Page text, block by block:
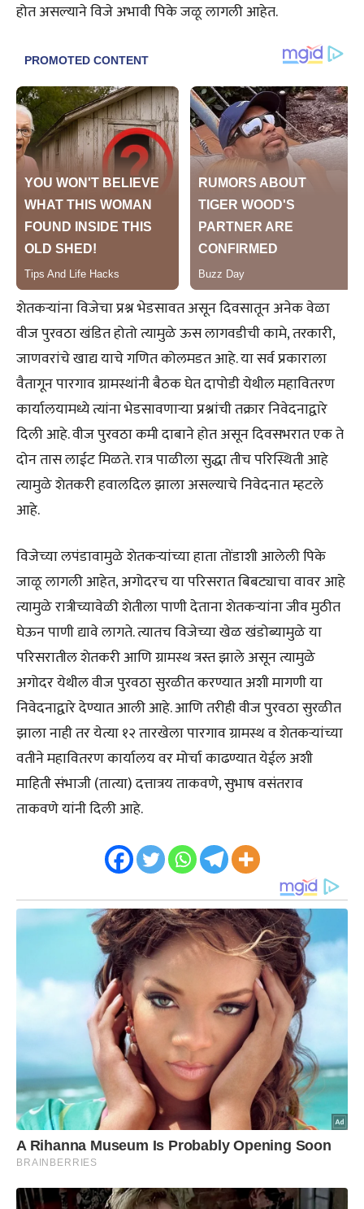
होत असल्याने विजे अभावी पिके जळू लागली आहेत.
शेतकऱ्यांना विजेचा प्रश्न भेडसावत असून दिवसातून अनेक वेळा
वीज पुरवठा खंडित होतो त्यामुळे ऊस लागवडीची कामे, तरकारी,
जाणवरांचे खाद्य याचे गणित कोलमडत आहे. या सर्व प्रकाराला
वैतागून पारगाव ग्रामस्थांनी बैठक घेत दापोडी येथील महावितरण
कार्यालयामध्ये त्यांना भेडसावणाऱ्या प्रश्नांची तक्रार निवेदनाद्वारे
दिली आहे. वीज पुरवठा कमी दाबाने होत असून दिवसभरात एक ते
दोन तास लाईट मिळते. रात्र पाळीला सुद्धा तीच परिस्थिती आहे
त्यामुळे शेतकरी हवालदिल झाला असल्याचे निवेदनात म्हटले
आहे.
विजेच्या लपंडावामुळे शेतकऱ्यांच्या हाता तोंडाशी आलेली पिके
जाळू लागली आहेत, अगोदरच या परिसरात बिबट्याचा वावर आहे
त्यामुळे रात्रीच्यावेळी शेतीला पाणी देताना शेतकऱ्यांना जीव मुठीत
घेऊन पाणी द्यावे लागते. त्यातच विजेच्या खेळ खंडोब्यामुळे या
परिसरातील शेतकरी आणि ग्रामस्थ त्रस्त झाले असून त्यामुळे
अगोदर येथील वीज पुरवठा सुरळीत करण्यात अशी मागणी या
निवेदनाद्वारे देण्यात आली आहे. आणि तरीही वीज पुरवठा सुरळीत
झाला नाही तर येत्या १२ तारखेला पारगाव ग्रामस्थ व शेतकऱ्यांच्या
वतीने महावितरण कार्यालय वर मोर्चा काढण्यात येईल अशी
माहिती संभाजी (तात्या) दत्तात्रय ताकवणे, सुभाष वसंतराव
ताकवणे यांनी दिली आहे.